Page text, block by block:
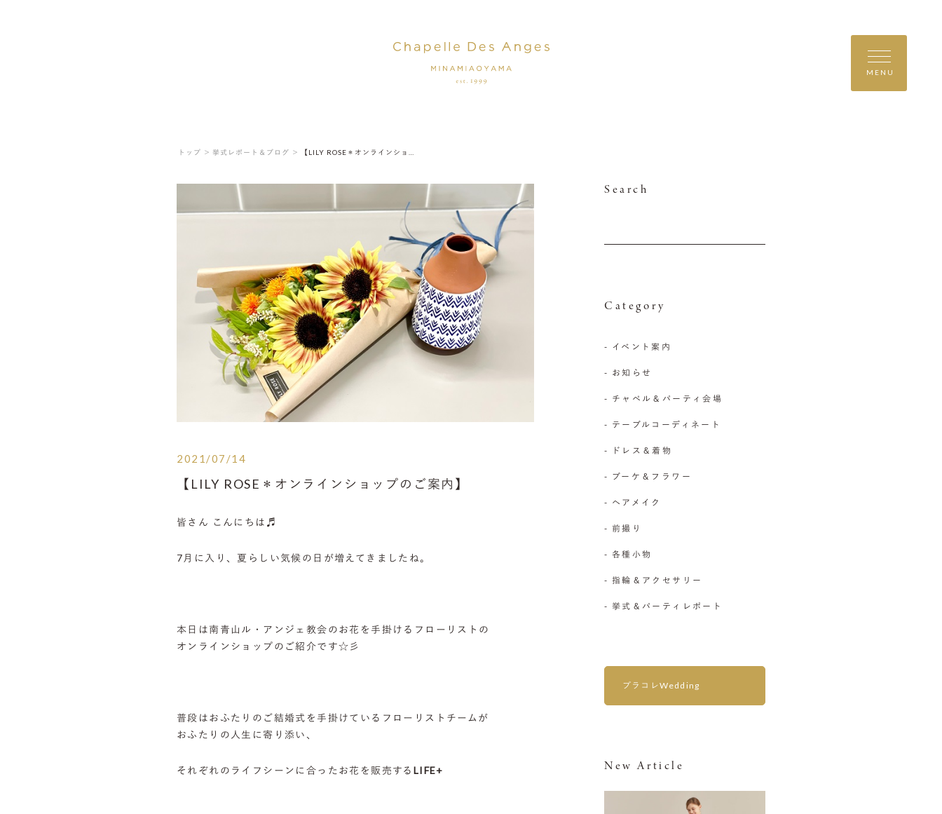
MENU
トップ ＞ 挙式レポート＆ブログ ＞
2021/07/14
【LILY ROSE＊オンラインショップのご案内】
皆さん こんにちは♬
7月に入り、夏らしい気候の日が増えてきましたね。
本日は南青山ル・アンジェ教会のお花を手掛けるフローリストの
オンラインショップのご紹介です☆彡
普段はおふたりのご結婚式を手掛けているフローリストチームが
おふたりの人生に寄り添い、
それぞれのライフシーンに合ったお花を販売する LIFE+
Search
Category
- イベント案内
- お知らせ
- チャペル＆パーティ会場
- テーブルコーディネート
- ドレス＆着物
- ブーケ＆フラワー
- ヘアメイク
- 前撮り
- 各種小物
- 指輪＆アクセサリー
- 挙式＆パーティレポート
プラコレWedding
New Article